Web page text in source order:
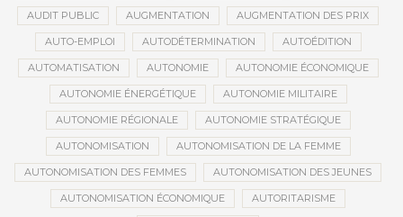
AUDIT PUBLIC AUGMENTATION AUGMENTATION DES PRIX
AUTO-EMPLOI AUTODÉTERMINATION AUTOÉDITION
AUTOMATISATION AUTONOMIE AUTONOMIE ÉCONOMIQUE
AUTONOMIE ÉNERGÉTIQUE AUTONOMIE MILITAIRE
AUTONOMIE RÉGIONALE AUTONOMIE STRATÉGIQUE
AUTONOMISATION AUTONOMISATION DE LA FEMME
AUTONOMISATION DES FEMMES AUTONOMISATION DES JEUNES
AUTONOMISATION ÉCONOMIQUE AUTORITARISME